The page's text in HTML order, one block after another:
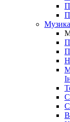
Музика